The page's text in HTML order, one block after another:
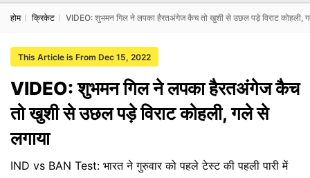
होम क्रिकेट VIDEO: शुभमन गिल ने लपका हैरतअंगेज कैच तो खुशी से उछल पड़े विराट कोहली,
This Article is From Dec 15, 2022
VIDEO: शुभमन गिल ने लपका हैरतअंगेज कैच
तो खुशी से उछल पड़े विराट कोहली, गले से
लगाया
IND vs BAN Test: भारत ने गुरुवार को पहले टेस्ट की पहली पारी में